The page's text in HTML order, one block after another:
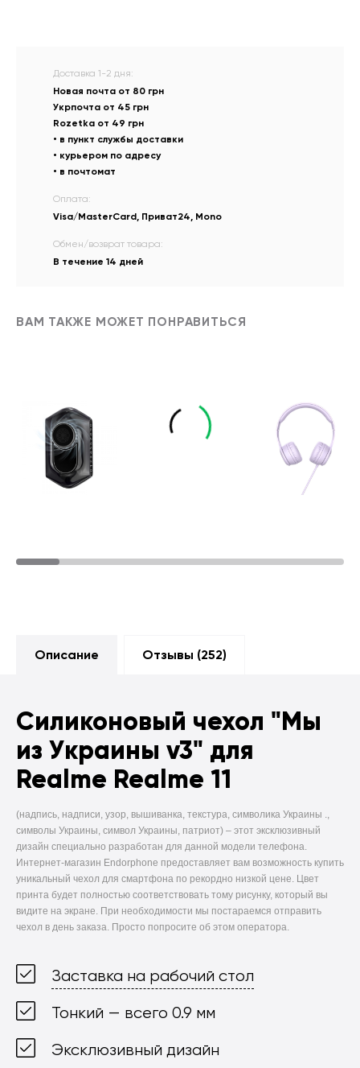
Доставка 1-2 дня:
Новая почта от 80 грн
Укрпочта от 45 грн
Rozetka от 49 грн
• в пункт службы доставки
• курьером по адресу
• в почтомат
Оплата:
Visa/MasterCard, Приват24, Mono
Обмен/возврат товара:
В течение 14 дней
ВАМ ТАКЖЕ МОЖЕТ ПОНРАВИТЬСЯ
Описание Отзывы (252)
Силиконовый чехол "Мы
из Украины v3" для
Realme Realme 11
(надпись, надписи, узор, вышиванка, текстура, символика Украины .,
символы Украины, символ Украины, патриот) – этот эксклюзивный
дизайн специально разработан для данной модели телефона.
Интернет-магазин Endorphone предоставляет вам возможность купить
уникальный чехол для смартфона по рекордно низкой цене. Цвет
принта будет полностью соответствовать тому рисунку, который вы
видите на экране. При необходимости мы постараемся отправить
чехол в день заказа. Просто попросите об этом оператора.
Заставка на рабочий стол
Тонкий — всего 0.9 мм
Эксклюзивный дизайн